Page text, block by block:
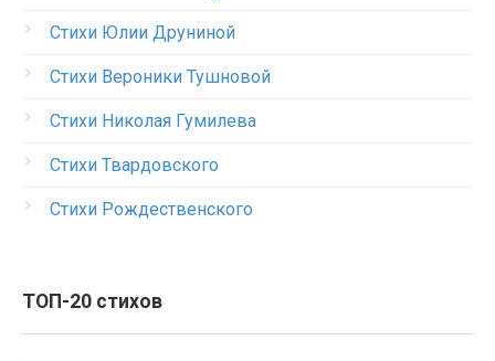
Стихи Юлии Друниной
Стихи Вероники Тушновой
Стихи Николая Гумилева
Стихи Твардовского
Стихи Рождественского
ТОП-20 стихов